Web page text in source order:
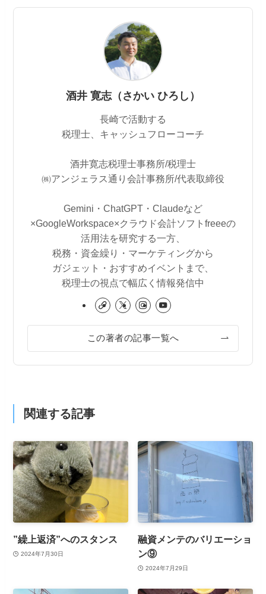
酒井 寛志（さかい ひろし）
長崎で活動する
税理士、キャッシュフローコーチ
酒井寛志税理士事務所/税理士
㈱アンジェラス通り会計事務所/代表取締役
Gemini・ChatGPT・Claudeなど
×GoogleWorkspace×クラウド会計ソフトfreeeの
活用法を研究する一方、
税務・資金繰り・マーケティングから
ガジェット・おすすめイベントまで、
税理士の視点で幅広く情報発信中
この著者の記事一覧へ
関連する記事
”繰上返済”へのスタンス
2024年7月30日
融資メンテのバリエーショ
ン⑨
2024年7月29日